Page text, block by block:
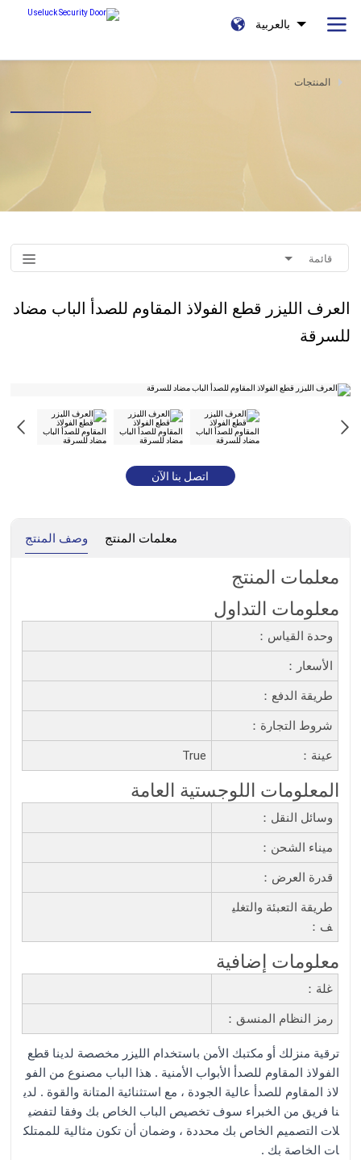
بالعربية
المنتجات
قائمة
العرف الليزر قطع الفولاذ المقاوم للصدأ الباب مضاد
للسرقة
اتصل بنا الآن
وصف المنتج معلمات المنتج
معلمات المنتج
معلومات التداول
وحدة القياس：
الأسعار：
طريقة الدفع：
شروط التجارة：
عينة： True
المعلومات اللوجستية العامة
وسائل النقل：
ميناء الشحن：
قدرة العرض：
طريقة التعبئة والتغلي
ف：
معلومات إضافية
غلة：
رمز النظام المنسق：
ترقية منزلك أو مكتبك الأمن باستخدام الليزر مخصصة لدينا قطع
الفولاذ المقاوم للصدأ الأبواب الأمنية . هذا الباب مصنوع من الفو
لاذ المقاوم للصدأ عالية الجودة ، مع استثنائية المتانة والقوة . لدي
نا فريق من الخبراء سوف تخصيص الباب الخاص بك وفقا لتفضي
لات التصميم الخاص بك محددة ، وضمان أن تكون مثالية للممتلك
ات الخاصة بك .